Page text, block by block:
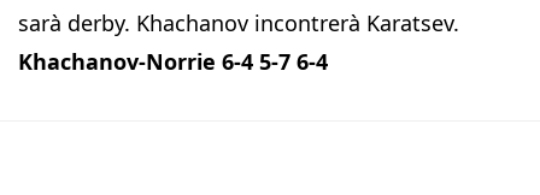
sarà derby. Khachanov incontrerà Karatsev.
Khachanov-Norrie 6-4 5-7 6-4